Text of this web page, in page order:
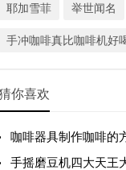
耶加雪菲 举世闻名
手冲咖啡真比咖啡机好
你喜欢
咖啡器具制作咖啡的
手摇磨豆机四大天王大测评！最热门